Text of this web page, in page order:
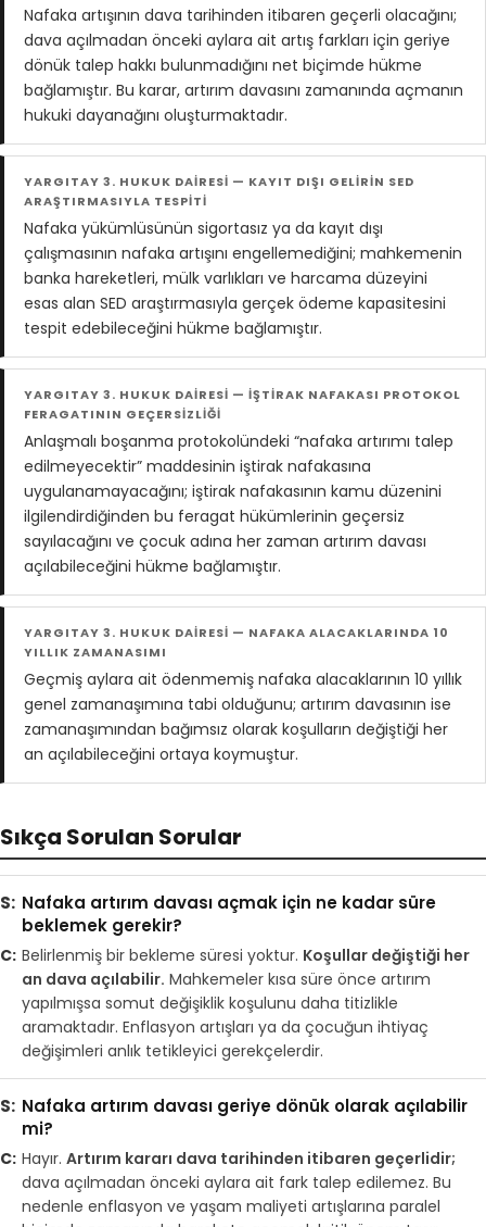
Nafaka artışının dava tarihinden itibaren geçerli olacağını;
dava açılmadan önceki aylara ait artış farkları için geriye
dönük talep hakkı bulunmadığını net biçimde hükme
bağlamıştır. Bu karar, artırım davasını zamanında açmanın
hukuki dayanağını oluşturmaktadır.
YARGITAY 3. HUKUK DAİRESİ — KAYIT DIŞI GELİRİN SED
ARAŞTIRMASIYLA TESPİTİ
Nafaka yükümlüsünün sigortasız ya da kayıt dışı
çalışmasının nafaka artışını engellemediğini; mahkemenin
banka hareketleri, mülk varlıkları ve harcama düzeyini
esas alan SED araştırmasıyla gerçek ödeme kapasitesini
tespit edebileceğini hükme bağlamıştır.
YARGITAY 3. HUKUK DAİRESİ — İŞTİRAK NAFAKASI PROTOKOL
FERAGATININ GEÇERSİZLİĞİ
Anlaşmalı boşanma protokolündeki “nafaka artırımı talep
edilmeyecektir” maddesinin iştirak nafakasına
uygulanamayacağını; iştirak nafakasının kamu düzenini
ilgilendirdiğinden bu feragat hükümlerinin geçersiz
sayılacağını ve çocuk adına her zaman artırım davası
açılabileceğini hükme bağlamıştır.
YARGITAY 3. HUKUK DAİRESİ — NAFAKA ALACAKLARINDA 10
YILLIK ZAMANASIMI
Geçmiş aylara ait ödenmemiş nafaka alacaklarının 10 yıllık
genel zamanaşımına tabi olduğunu; artırım davasının ise
zamanaşımından bağımsız olarak koşulların değiştiği her
an açılabileceğini ortaya koymuştur.
Sıkça Sorulan Sorular
Nafaka artırım davası açmak için ne kadar süre
beklemek gerekir?
Belirlenmiş bir bekleme süresi yoktur. Koşullar değiştiği her
an dava açılabilir. Mahkemeler kısa süre önce artırım
yapılmışsa somut değişiklik koşulunu daha titizlikle
aramaktadır. Enflasyon artışları ya da çocuğun ihtiyaç
değişimleri anlık tetikleyici gerekçelerdir.
Nafaka artırım davası geriye dönük olarak açılabilir
mi?
Hayır. Artırım kararı dava tarihinden itibaren geçerlidir;
dava açılmadan önceki aylara ait fark talep edilemez. Bu
nedenle enflasyon ve yaşam maliyeti artışlarına paralel